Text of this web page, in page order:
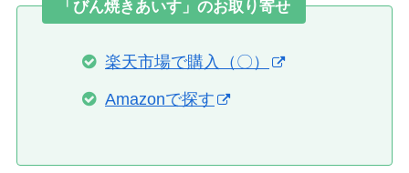
「びん焼きあいす」のお取り寄せ
楽天市場で購入（〇）
Amazonで探す